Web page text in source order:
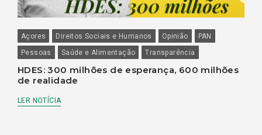
Açores Direitos Sociais e Humanos Opinião
PAN
Pessoas
Saúde e Alimentação Transparência
HDES: 300 milhões de esperança, 600 milhões
de realidade
LER NOTÍCIA